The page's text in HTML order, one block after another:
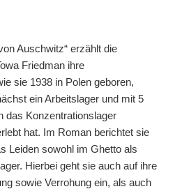
Auschwitz“ erzählt die
Friedman ihre
sie 1938 in Polen geboren,
ein Arbeitslager und mit 5
das Konzentrationslager
hat. Im Roman berichtet sie
Leiden sowohl im Ghetto als
Hierbei geht sie auch auf ihre
sowie Verrohung ein, als auch